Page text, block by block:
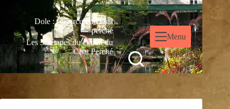
Dole : Le circuit du chat
perché
Les 35 étapes du circuit du
Chat Perché
Menu